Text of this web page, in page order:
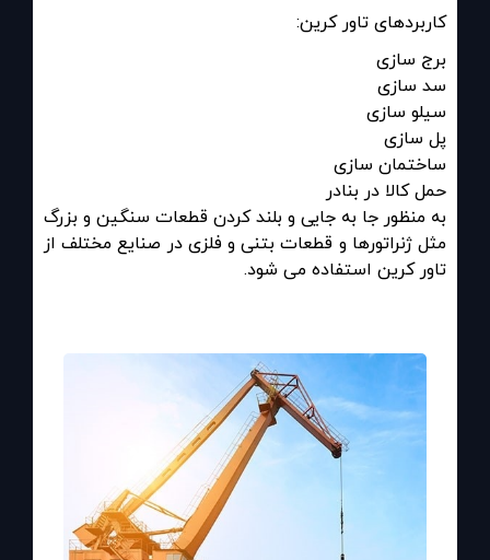
کاربردهای تاور کرین:
برج سازی
سد سازی
سیلو سازی
پل سازی
ساختمان سازی
حمل کالا در بنادر
به منظور جا به جایی و بلند کردن قطعات سنگین و بزرگ
مثل ژنراتورها و قطعات بتنی و فلزی در صنایع مختلف از
تاور کرین استفاده می شود.